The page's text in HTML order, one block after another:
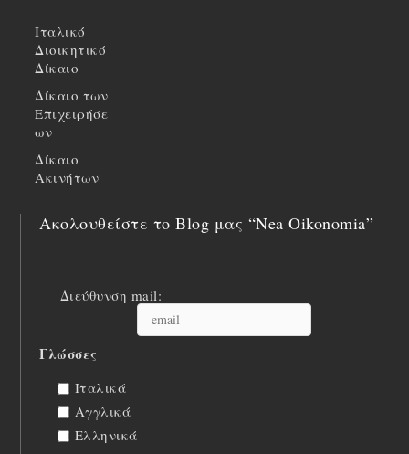
Ιταλικό
Διοικητικό
Δίκαιο
Δίκαιο των
Επιχειρήσε
ων
Δίκαιο
Ακινήτων
Ακολουθείστε το Blog μας “Nea Oikonomia”
Διεύθυνση mail:
Γλώσσες
Ιταλικά
Αγγλικά
Ελληνικά